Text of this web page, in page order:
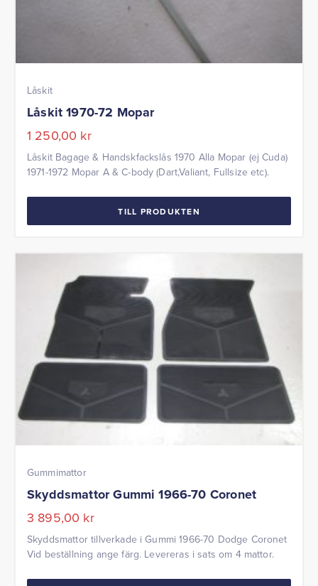
Låskit
Låskit 1970-72 Mopar
1 250,00 kr
Låskit Bagage & Handskfackslås 1970 Alla Mopar (ej Cuda)
1971-1972 Mopar A & C-body (Dart,Valiant, Fullsize etc).
TILL PRODUKTEN
Gummimattor
Skyddsmattor Gummi 1966-70 Coronet
3 895,00 kr
Skyddsmattor tillverkade i Gummi 1966-70 Dodge Coronet
Vid beställning ange färg. Levereras i sats om 4 mattor.